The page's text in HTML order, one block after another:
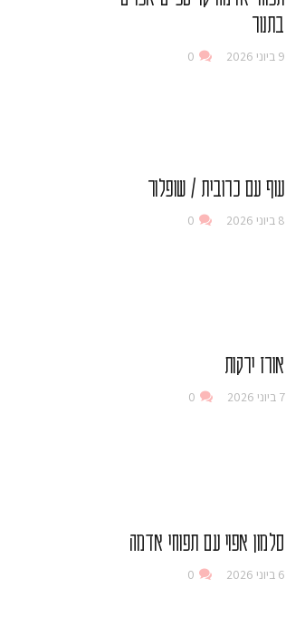
בתנור
9 ביוני 2026 0
עוף עם כרובית / שופלור
8 ביוני 2026 0
אורז ירקות
7 ביוני 2026 0
סלמון אפוי עם תפוחי אדמה
6 ביוני 2026 0